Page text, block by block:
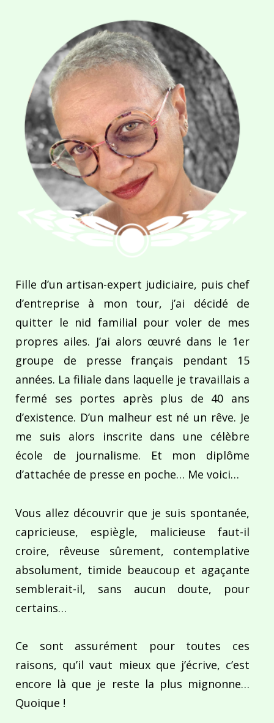
Fille d’un artisan-expert judiciaire, puis chef
d’entreprise à mon tour, j’ai décidé de
quitter le nid familial pour voler de mes
propres ailes. J’ai alors œuvré dans le 1er
groupe de presse français pendant 15
années. La filiale dans laquelle je travaillais a
fermé ses portes après plus de 40 ans
d’existence. D’un malheur est né un rêve. Je
me suis alors inscrite dans une célèbre
école de journalisme. Et mon diplôme
d’attachée de presse en poche… Me voici…
Vous allez découvrir que je suis spontanée,
capricieuse, espiègle, malicieuse faut-il
croire, rêveuse sûrement, contemplative
absolument, timide beaucoup et agaçante
semblerait-il, sans aucun doute, pour
certains…
Ce sont assurément pour toutes ces
raisons, qu’il vaut mieux que j’écrive, c’est
encore là que je reste la plus mignonne…
Quoique !